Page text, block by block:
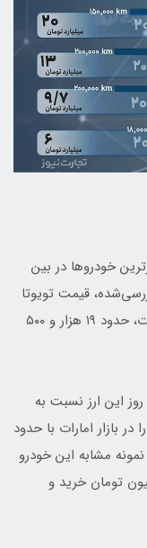
خودروها در بین
قیمت تویوتا
کمری ۲۰۰۸ با کارکرد ۲۰۰ هزار کیلومتر در امارات، حدود ۱۹ هزار و ۵۰۰
که قیمت روز این ارز نسبت به
ریال ایران است، می‌توان تویوتا کمری ۲۰۰۸ را در بازار امارات با حدود
نمونه مشابه این خودرو
در حدود یک میلیارد و ۷۵۰ میلیون تومان خرید و